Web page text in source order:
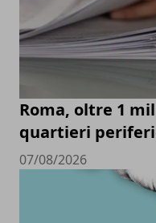
Roma, oltre 1
quartieri
07/08/2026